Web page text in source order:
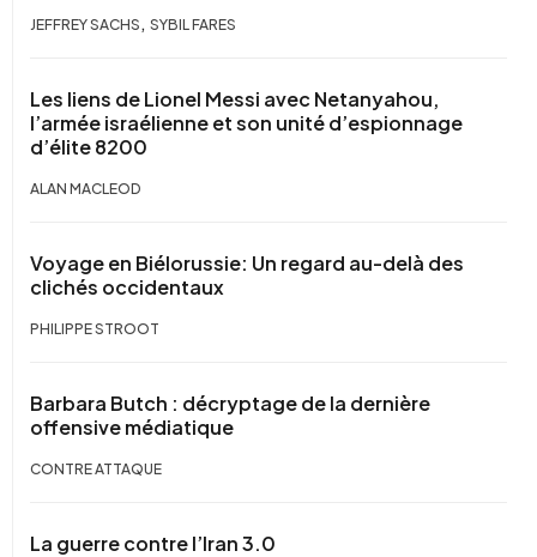
JEFFREY SACHS , SYBIL FARES
Les liens de Lionel Messi avec Netanyahou,
l’armée israélienne et son unité d’espionnage
d’élite 8200
ALAN MACLEOD
Voyage en Biélorussie: Un regard au-delà des
clichés occidentaux
PHILIPPE STROOT
Barbara Butch : décryptage de la dernière
offensive médiatique
CONTRE ATTAQUE
La guerre contre l’Iran 3.0